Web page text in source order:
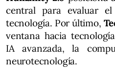
central para evaluar
tecnología. Por último,
ventana hacia
IA avanzada, la
neurotecnología.